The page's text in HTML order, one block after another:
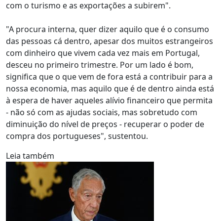
com o turismo e as exportações a subirem".
"A procura interna, quer dizer aquilo que é o consumo
das pessoas cá dentro, apesar dos muitos estrangeiros
com dinheiro que vivem cada vez mais em Portugal,
desceu no primeiro trimestre. Por um lado é bom,
significa que o que vem de fora está a contribuir para a
nossa economia, mas aquilo que é de dentro ainda está
à espera de haver aqueles alívio financeiro que permita
- não só com as ajudas sociais, mas sobretudo com
diminuição do nível de preços - recuperar o poder de
compra dos portugueses", sustentou.
Leia também